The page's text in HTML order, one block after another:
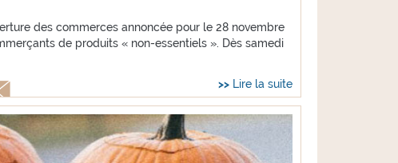
des commerces annoncée pour le 28 novembre
de produits « non-essentiels ». Dès samedi
Lire la suite